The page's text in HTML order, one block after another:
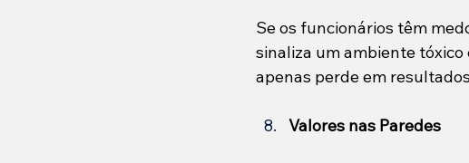
Se os funcionários têm
sinaliza um ambiente
apenas perde em
Valores nas Paredes